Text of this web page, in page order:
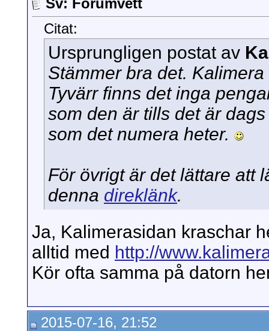
Sv: Forumvett
Citat:
Ursprungligen postat av
Stämmer bra det.
Tyvärr finns det inga
som den är tills det är
som det numera heter.
För övrigt är det lättare att
denna direklänk.
Ja, Kalimerasidan kraschar
alltid med http://
Kör ofta samma på datorn
2015-07-16, 21:52